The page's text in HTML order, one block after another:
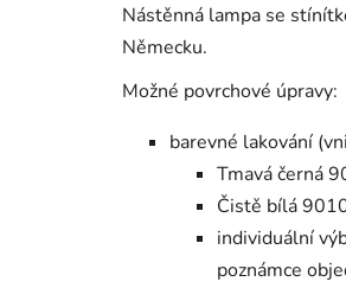
Nástěnná lampa se
Německu.
Možné povrchové úpravy:
barevné lakování
Tmavá černá
Čistě bílá
individuální
poznámce